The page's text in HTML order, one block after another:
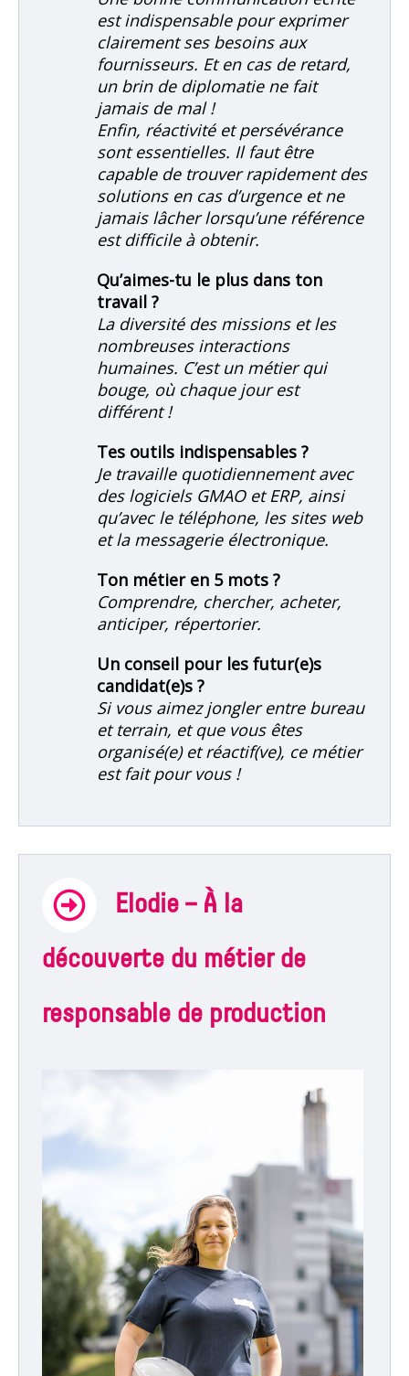
est indispensable pour exprimer
clairement ses besoins aux
fournisseurs. Et en cas de retard,
un brin de diplomatie ne fait
jamais de mal !
Enfin, réactivité et persévérance
sont essentielles. Il faut être
capable de trouver rapidement des
solutions en cas d’urgence et ne
jamais lâcher lorsqu’une référence
est difficile à obtenir.
Qu’aimes-tu le plus dans ton
travail ?
La diversité des missions et les
nombreuses interactions
humaines. C’est un métier qui
bouge, où chaque jour est
différent !
Tes outils indispensables ?
Je travaille quotidiennement avec
des logiciels GMAO et ERP, ainsi
qu’avec le téléphone, les sites web
et la messagerie électronique.
Ton métier en 5 mots ?
Comprendre, chercher, acheter,
anticiper, répertorier.
Un conseil pour les futur(e)s
candidat(e)s ?
Si vous aimez jongler entre bureau
et terrain, et que vous êtes
organisé(e) et réactif(ve), ce métier
est fait pour vous !
Elodie – À la
découverte du métier de
responsable de production